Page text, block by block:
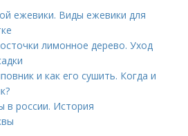
ежевики. Виды ежевики для
лимонное дерево. Уход
и как его сушить. Когда и
в россии. История